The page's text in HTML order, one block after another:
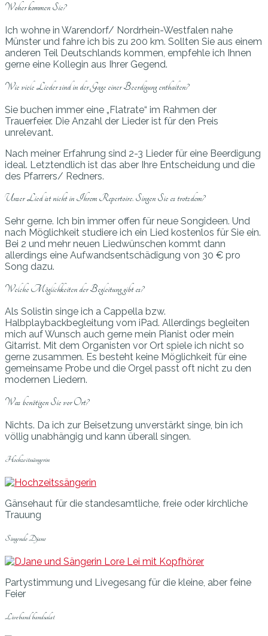
Woher kommen Sie?
Ich wohne in Warendorf/ Nordrhein-Westfalen nahe
Münster und fahre ich bis zu 200 km. Sollten Sie aus einem
anderen Teil Deutschlands kommen, empfehle ich Ihnen
gerne eine Kollegin aus Ihrer Gegend.
Wie viele Lieder sind in der Gage einer Beerdigung enthalten?
Sie buchen immer eine „Flatrate“ im Rahmen der
Trauerfeier. Die Anzahl der Lieder ist für den Preis
unrelevant.
Nach meiner Erfahrung sind 2-3 Lieder für eine Beerdigung
ideal. Letztendlich ist das aber Ihre Entscheidung und die
des Pfarrers/ Redners.
Unser Lied ist nicht in Ihrem Repertoire. Singen Sie es trotzdem?
Sehr gerne. Ich bin immer offen für neue Songideen. Und
nach Möglichkeit studiere ich ein Lied kostenlos für Sie ein.
Bei 2 und mehr neuen Liedwünschen kommt dann
allerdings eine Aufwandsentschädigung von 30 € pro
Song dazu.
Welche Möglichkeiten der Begleitung gibt es?
Als Solistin singe ich a Cappella bzw.
Halbplaybackbegleitung vom iPad. Allerdings begleiten
mich auf Wunsch auch gerne mein Pianist oder mein
Gitarrist. Mit dem Organisten vor Ort spiele ich nicht so
gerne zusammen. Es besteht keine Möglichkeit für eine
gemeinsame Probe und die Orgel passt oft nicht zu den
modernen Liedern.
Was benötigen Sie vor Ort?
Nichts. Da ich zur Beisetzung unverstärkt singe, bin ich
völlig unabhängig und kann überall singen.
Hochzeitssängerin
Gänsehaut für die standesamtliche, freie oder kirchliche
Trauung
Singende Djane
Partystimmung und Livegesang für die kleine, aber feine
Feier
Liveband bandsalat